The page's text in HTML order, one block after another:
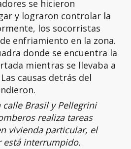
se hicieron
y lograron controlar la
los socorristas
enfriamiento en la zona.
donde se encuentra la
mientras se llevaba a
causas detrás del
Brasil y Pellegrini
realiza tareas
vivienda particular, el
está interrumpido.